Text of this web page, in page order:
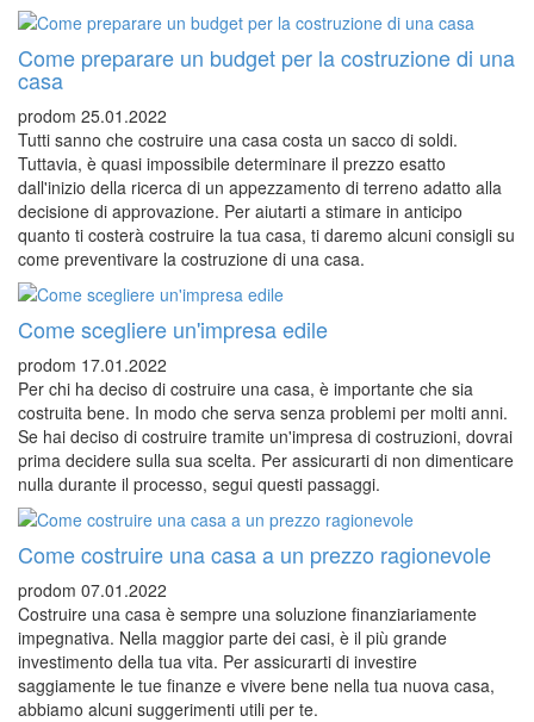
Come preparare un budget per la costruzione di una
casa
prodom 25.01.2022
Tutti sanno che costruire una casa costa un sacco di soldi.
Tuttavia, è quasi impossibile determinare il prezzo esatto
dall'inizio della ricerca di un appezzamento di terreno adatto alla
decisione di approvazione. Per aiutarti a stimare in anticipo
quanto ti costerà costruire la tua casa, ti daremo alcuni consigli su
come preventivare la costruzione di una casa.
Come scegliere un'impresa edile
prodom 17.01.2022
Per chi ha deciso di costruire una casa, è importante che sia
costruita bene. In modo che serva senza problemi per molti anni.
Se hai deciso di costruire tramite un'impresa di costruzioni, dovrai
prima decidere sulla sua scelta. Per assicurarti di non dimenticare
nulla durante il processo, segui questi passaggi.
Come costruire una casa a un prezzo ragionevole
prodom 07.01.2022
Costruire una casa è sempre una soluzione finanziariamente
impegnativa. Nella maggior parte dei casi, è il più grande
investimento della tua vita. Per assicurarti di investire
saggiamente le tue finanze e vivere bene nella tua nuova casa,
abbiamo alcuni suggerimenti utili per te.